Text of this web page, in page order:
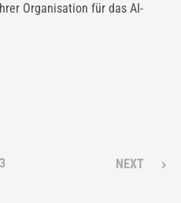
Organisation für das AI-
3 NEXT